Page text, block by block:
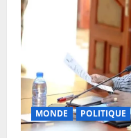
MONDE POLITIQUE